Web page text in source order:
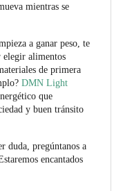
mientras se
a ganar peso, te
elegir alimentos
de primera
DMN Light
que
y buen tránsito
duda, pregúntanos a
encantados